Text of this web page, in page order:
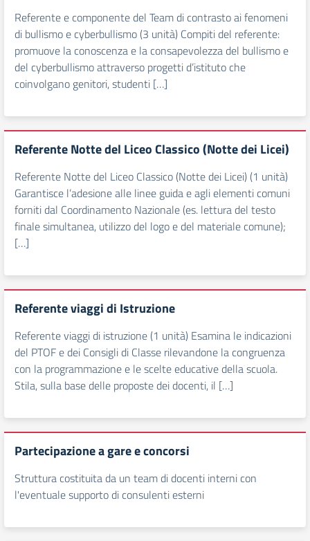
Referente e componente del Team di contrasto ai fenomeni
di bullismo e cyberbullismo (3 unità) Compiti del referente:
promuove la conoscenza e la consapevolezza del bullismo e
del cyberbullismo attraverso progetti d’istituto che
coinvolgano genitori, studenti […]
Referente Notte del Liceo Classico (Notte dei Licei)
Referente Notte del Liceo Classico (Notte dei Licei) (1 unità)
Garantisce l’adesione alle linee guida e agli elementi comuni
forniti dal Coordinamento Nazionale (es. lettura del testo
finale simultanea, utilizzo del logo e del materiale comune);
[…]
Referente viaggi di Istruzione
Referente viaggi di istruzione (1 unità) Esamina le indicazioni
del PTOF e dei Consigli di Classe rilevandone la congruenza
con la programmazione e le scelte educative della scuola.
Stila, sulla base delle proposte dei docenti, il […]
Partecipazione a gare e concorsi
Struttura costituita da un team di docenti interni con
l'eventuale supporto di consulenti esterni